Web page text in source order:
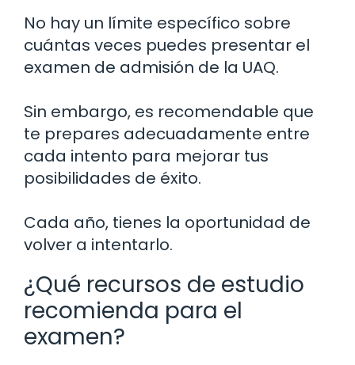
No hay un límite específico sobre
cuántas veces puedes presentar el
examen de admisión de la UAQ.
Sin embargo, es recomendable que
te prepares adecuadamente entre
cada intento para mejorar tus
posibilidades de éxito.
Cada año, tienes la oportunidad de
volver a intentarlo.
¿Qué recursos de estudio
recomienda para el
examen?